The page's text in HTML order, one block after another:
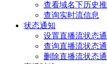
查看域名下历史
查询实时流信息
状态通知
设置直播流状态
查询直播流状态
删除直播流状态